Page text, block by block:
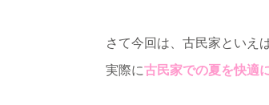
さて今回は、古民家といえ
実際に古民家での夏を快適